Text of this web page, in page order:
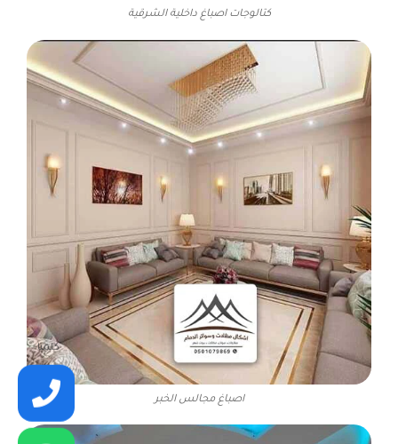
كتالوجات اصباغ داخلية الشرقية
اصباغ مجالس الخبر
كلمنا